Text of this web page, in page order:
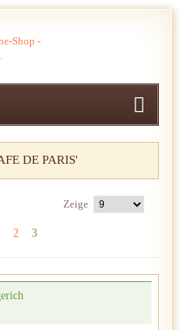
DE PARIS'
Zeige
2 3